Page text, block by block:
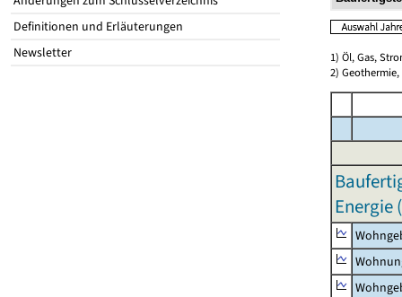
Definitionen und Erläuterungen
Newsletter
1) Öl, Gas,
2)
Energie